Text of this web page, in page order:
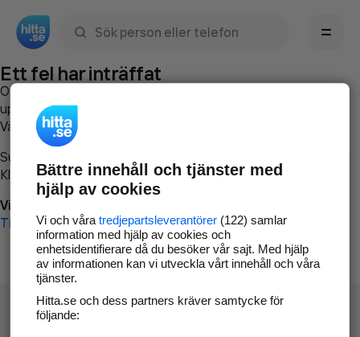
Ett fel har inträffat
Om du vill kan du
uppstod så att vi lättare och snabbare kan avhjälpa det.
Vänligen försök med följande:
Surfa till
Klicka påTillbaka-knappen i webbläsaren och försök igen
Vi beklagar besväret!
Till startsidan
Bättre innehåll och tjänster med
hjälp av cookies
Vi och våra tredjepartsleverantörer(122) samlar
information med hjälp av cookies och
enhetsidentifierare då du besöker vår sajt. Med hjälp
av informationen kan vi utveckla vårt innehåll och våra
tjänster.
Hitta.se och dess partners kräver samtycke för
följande: